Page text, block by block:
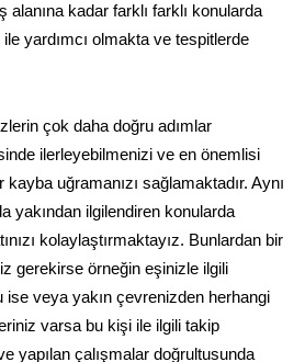
kadar farklı farklı konularda
ile yardımcı olmakta ve tespitlerde
çok daha doğru adımlar
ilerleyebilmenizi ve en önemlisi
uğramanızı sağlamaktadır. Aynı
yakından ilgilendiren konularda
kolaylaştırmaktayız. Bunlardan bir
gerekirse örneğin eşinizle ilgili
veya yakın çevrenizden herhangi
varsa bu kişi ile ilgili takip
yapılan çalışmalar doğrultusunda